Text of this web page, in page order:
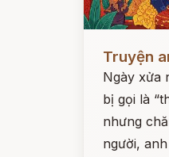
Truyện
Ngày xửa
bị gọi là
nhưng
người,